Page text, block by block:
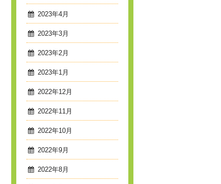
2023年4月
2023年3月
2023年2月
2023年1月
2022年12月
2022年11月
2022年10月
2022年9月
2022年8月